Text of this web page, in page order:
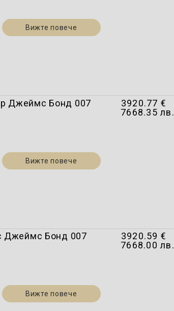
Вижте повече
Джеймс Бонд 007
Вижте повече
3920.77 €
7668.35 лв.
Джеймс Бонд 007
Вижте повече
3920.59 €
7668.00 лв.